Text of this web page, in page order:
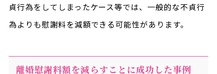
貞行為をしてしまったケース等では、一般的な不貞行
為よりも慰謝料を減額できる可能性があります。
離婚慰謝料額を減らすことに成功した事例